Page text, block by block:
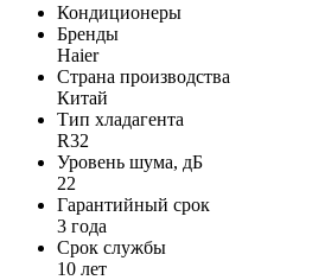
Кондиционеры
Бренды
Haier
Страна производства
Китай
Тип хладагента
R32
Уровень шума, дБ
22
Гарантийный срок
3 года
Срок службы
10 лет